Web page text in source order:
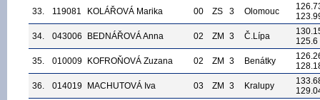
33.
119081 KOLÁŘOVÁ Marika 00 ZS 3 Olomouc
34.
043006 BEDNÁŘOVÁ Anna 02 ZM 3 Č.Lípa
125.6
35.
010009 KOFROŇOVÁ Zuzana 02 ZM 3 Benátky
36.
014019 MACHUTOVÁ Iva 03 ZM 3 Kralupy